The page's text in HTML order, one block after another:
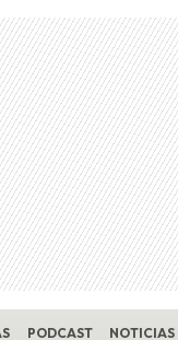
PODCAST NOTICIAS